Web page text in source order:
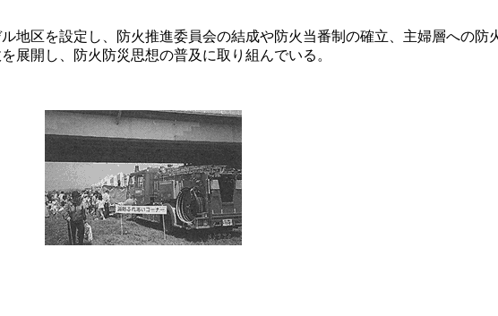
地区を設定し、防火推進委員会の結成や防火当番制の確立、主婦層への防
展開し、防火防災思想の普及に取り組んでいる。